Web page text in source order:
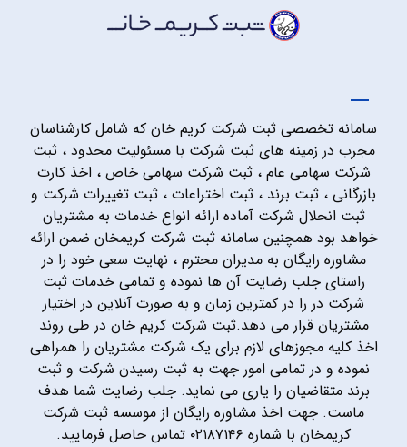
سامانه تخصصی ثبت شرکت کریم خان که شامل کارشناسان
مجرب در زمینه های ثبت شرکت با مسئولیت محدود ، ثبت
شرکت سهامی عام ، ثبت شرکت سهامی خاص ، اخذ کارت
بازرگانی ، ثبت برند ، ثبت اختراعات ، ثبت تغییرات شرکت و
ثبت انحلال شرکت آماده ارائه انواع خدمات به مشتریان
خواهد بود همچنین سامانه ثبت شرکت کریمخان ضمن ارائه
مشاوره رایگان به مدیران محترم ، نهایت سعی خود را در
راستای جلب رضایت آن ها نموده و تمامی خدمات ثبت
شرکت در را در کمترین زمان و به صورت آنلاین در اختیار
مشتریان قرار می دهد.ثبت شرکت کریم خان در طی روند
اخذ کلیه مجوزهای لازم برای یک شرکت مشتریان را همراهی
نموده و در تمامی امور جهت به ثبت رسیدن شرکت و ثبت
برند متقاضیان را یاری می نماید. جلب رضایت شما هدف
ماست. جهت اخذ مشاوره رایگان از موسسه ثبت شرکت
کریمخان با شماره ۰۲۱۸۷۱۴۶ تماس حاصل فرمایید.